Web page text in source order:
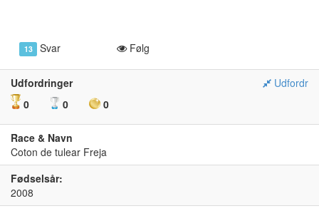
13 Svar Følg
Udfordringer
Udfordr
0
0 0
Race & Navn
Coton de tulear Freja
Fødselsår:
2008